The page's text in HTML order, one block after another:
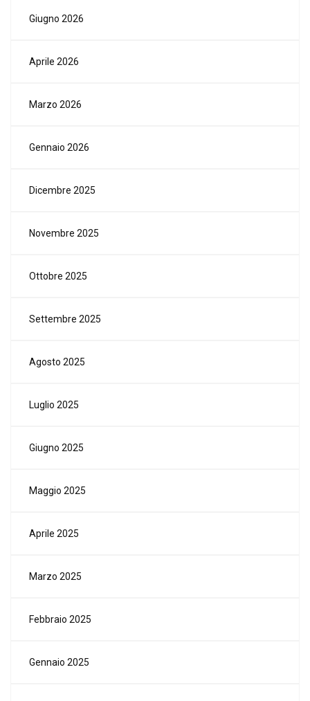
Giugno 2026
Aprile 2026
Marzo 2026
Gennaio 2026
Dicembre 2025
Novembre 2025
Ottobre 2025
Settembre 2025
Agosto 2025
Luglio 2025
Giugno 2025
Maggio 2025
Aprile 2025
Marzo 2025
Febbraio 2025
Gennaio 2025